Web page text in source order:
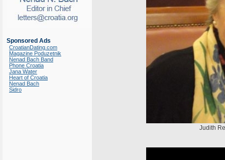
Sponsored Ads
CroatianDating.com
Magazine Poduzetnik
Nenad Bach Band
Phone Croatia
Jana Water
Heart of Croatia
Nenad Bach
Sidro
Judith